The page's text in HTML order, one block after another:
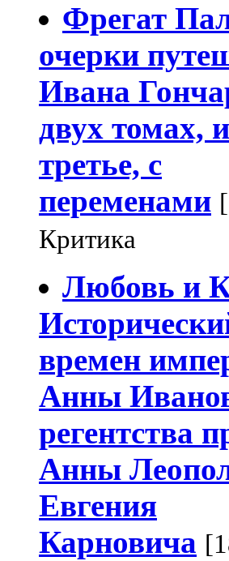
Фрегат
очерки
Ивана
двух томах,
третье, с
переменами
Критика
Любовь и
времен
Анны
регентства
Анны
Евгения
Карновича